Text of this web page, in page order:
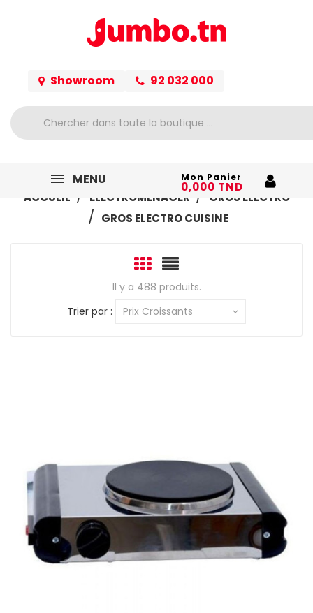
Showroom 92 032 000
MENU Mon Panier
0,000 TND
ACCUEIL ELECTROMÉNAGER
GROS ELECTRO
GROS ELECTRO CUISINE
Il y a 488 produits.
Trier par :
Prix Croissants